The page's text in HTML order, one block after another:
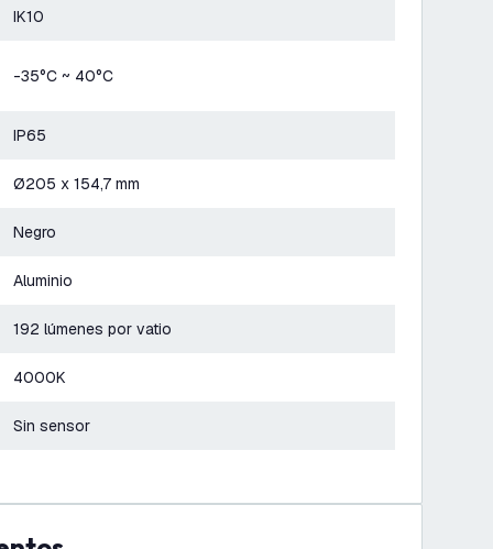
IK10
-35°C ~ 40°C
IP65
Ø205 x 154,7 mm
Negro
Aluminio
192 lúmenes por vatio
4000K
Sin sensor